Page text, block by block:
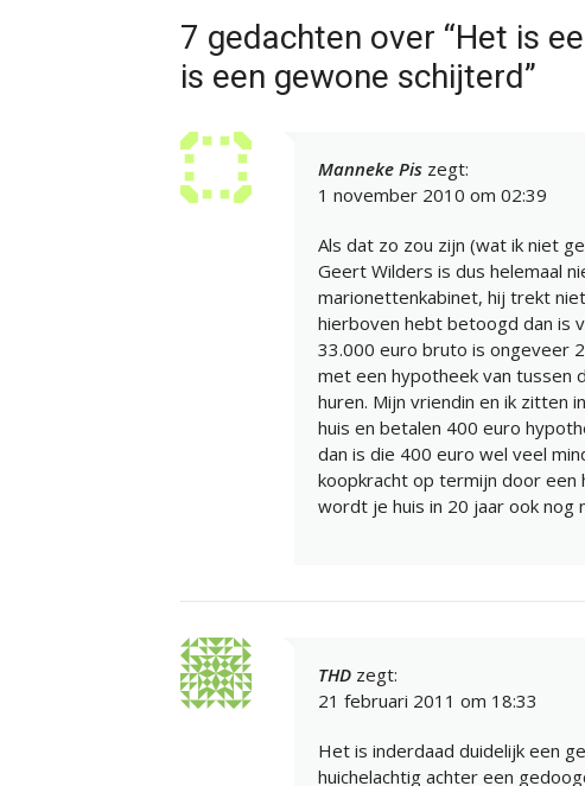
7 gedachten over “Het is
is een gewone schijterd”
Manneke Pis zegt:
1 november 2010 om 02:39
Als dat zo zou zijn (wat ik niet
Geert Wilders is dus helemaal
marionettenkabinet, hij trekt
hierboven hebt betoogd dan is
33.000 euro bruto is ongeveer
met een hypotheek van tussen
huren. Mijn vriendin en ik zitten
huis en betalen 400 euro
dan is die 400 euro wel veel
koopkracht op termijn door een
wordt je huis in 20 jaar ook nog
THD zegt:
21 februari 2011 om 18:33
Het is inderdaad duidelijk een
huichelachtig achter een